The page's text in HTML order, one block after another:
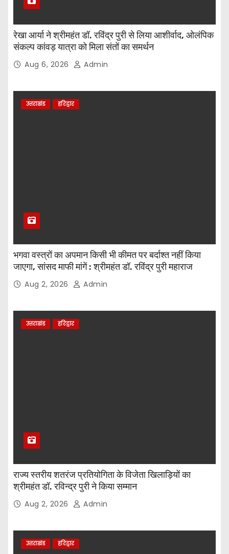
रेखा आर्या ने श्रीमहंत डॉ. रविंद्र पुरी से लिया आशीर्वाद, ओलंपिक
संकल्प कांवड़ यात्रा को मिला संतों का समर्थन
Aug 6, 2026 Admin
उत्तराखंड हरिद्वार
भगवा वस्त्रों का अपमान किसी भी कीमत पर बर्दाश्त नहीं किया
जाएगा, सांसद माफी मांगें : श्रीमहंत डॉ. रविंद्र पुरी महाराज
Aug 2, 2026 Admin
उत्तराखंड हरिद्वार
राज्य स्तरीय शतरंज प्रतियोगिता के विजेता खिलाड़ियों का
श्रीमहंत डॉ. रविन्द्र पुरी ने किया सम्मान
Aug 2, 2026 Admin
उत्तराखंड हरिद्वार